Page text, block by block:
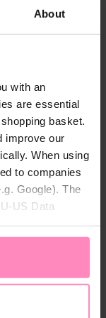
About
with an
are essential
basket.
improve our
When using
to companies
Google). The
US Data
canaccept all
any time in
tilgængelig.)
ikke
i øjeblikket ikke
c
u
leveringstid: